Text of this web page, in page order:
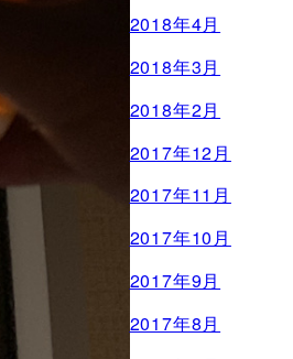
2018年4月
2018年3月
2018年2月
2017年12月
2017年11月
2017年10月
2017年9月
2017年8月